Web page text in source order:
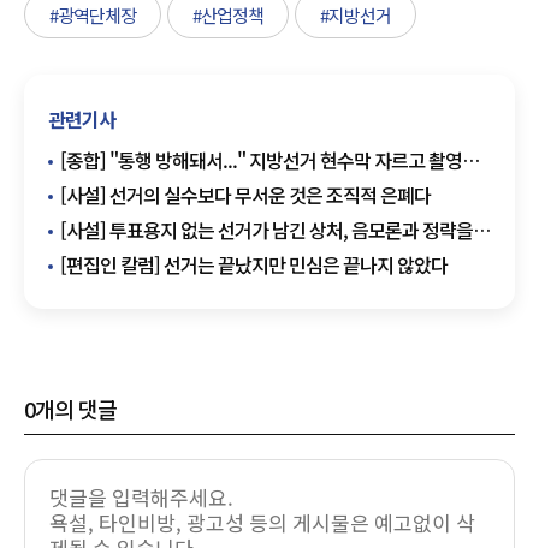
#광역단체장 #산업정책 #지방선거
관련기사
[종합] "통행 방해돼서..." 지방선거 현수막 자르고 촬영
시민에 야구방망이 휘두른 50대 징역 2년
[사설] 선거의 실수보다 무서운 것은 조직적 은폐다
[사설] 투표용지 없는 선거가 남긴 상처, 음모론과 정략을
넘어 시스템 개혁이 먼저다
[편집인 칼럼] 선거는 끝났지만 민심은 끝나지 않았다
0개의 댓글